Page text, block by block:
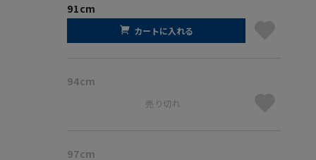
91cm
カートに入れる
94cm
売り切れ
97cm